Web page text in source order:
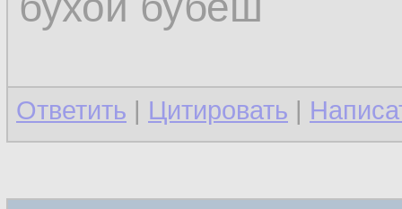
Ответить | Цитировать |